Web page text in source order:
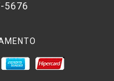
5676